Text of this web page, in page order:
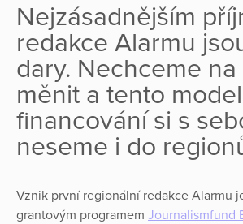
Nejzásadnějším
redakce Alarmu
dary. Nechceme
měnit a tento model
financování si s
neseme i do
Vznik první regionální redakce Alarmu
grantovým programem Journalismfund